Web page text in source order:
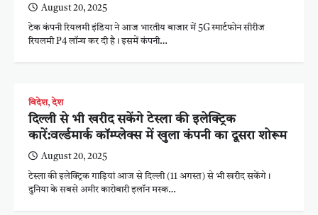
August 20, 2025
टेक कंपनी रियलमी इंडिया ने आज भारतीय बाजार में 5G स्मार्टफोन सीरीज
रियलमी P4 लॉन्च कर दी है। इसमें कंपनी…
विदेश, देश
दिल्ली से भी खरीद सकेंगे टेस्ला की इलेक्ट्रिक
कारें:वर्ल्डमार्क कॉम्प्लेक्स में खुला कंपनी का दूसरा शोरूम
August 20, 2025
टेस्ला की इलेक्ट्रिक गाड़ियां आज से दिल्ली (11 अगस्त) से भी खरीद सकेंगे।
दुनिया के सबसे अमीर कारोबारी इलॉन मस्क…